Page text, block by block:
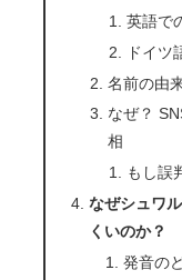
英語で
ドイツ
名前の由
なぜ？
相
もし誤
なぜシュワ
くいのか？
発音の